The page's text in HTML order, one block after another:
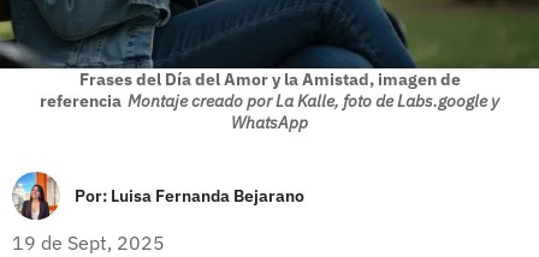
Frases del Día del Amor y la Amistad, imagen de
referencia Montaje creado por La Kalle, foto de Labs.google y
WhatsApp
Por: Luisa Fernanda Bejarano
19 de Sept, 2025